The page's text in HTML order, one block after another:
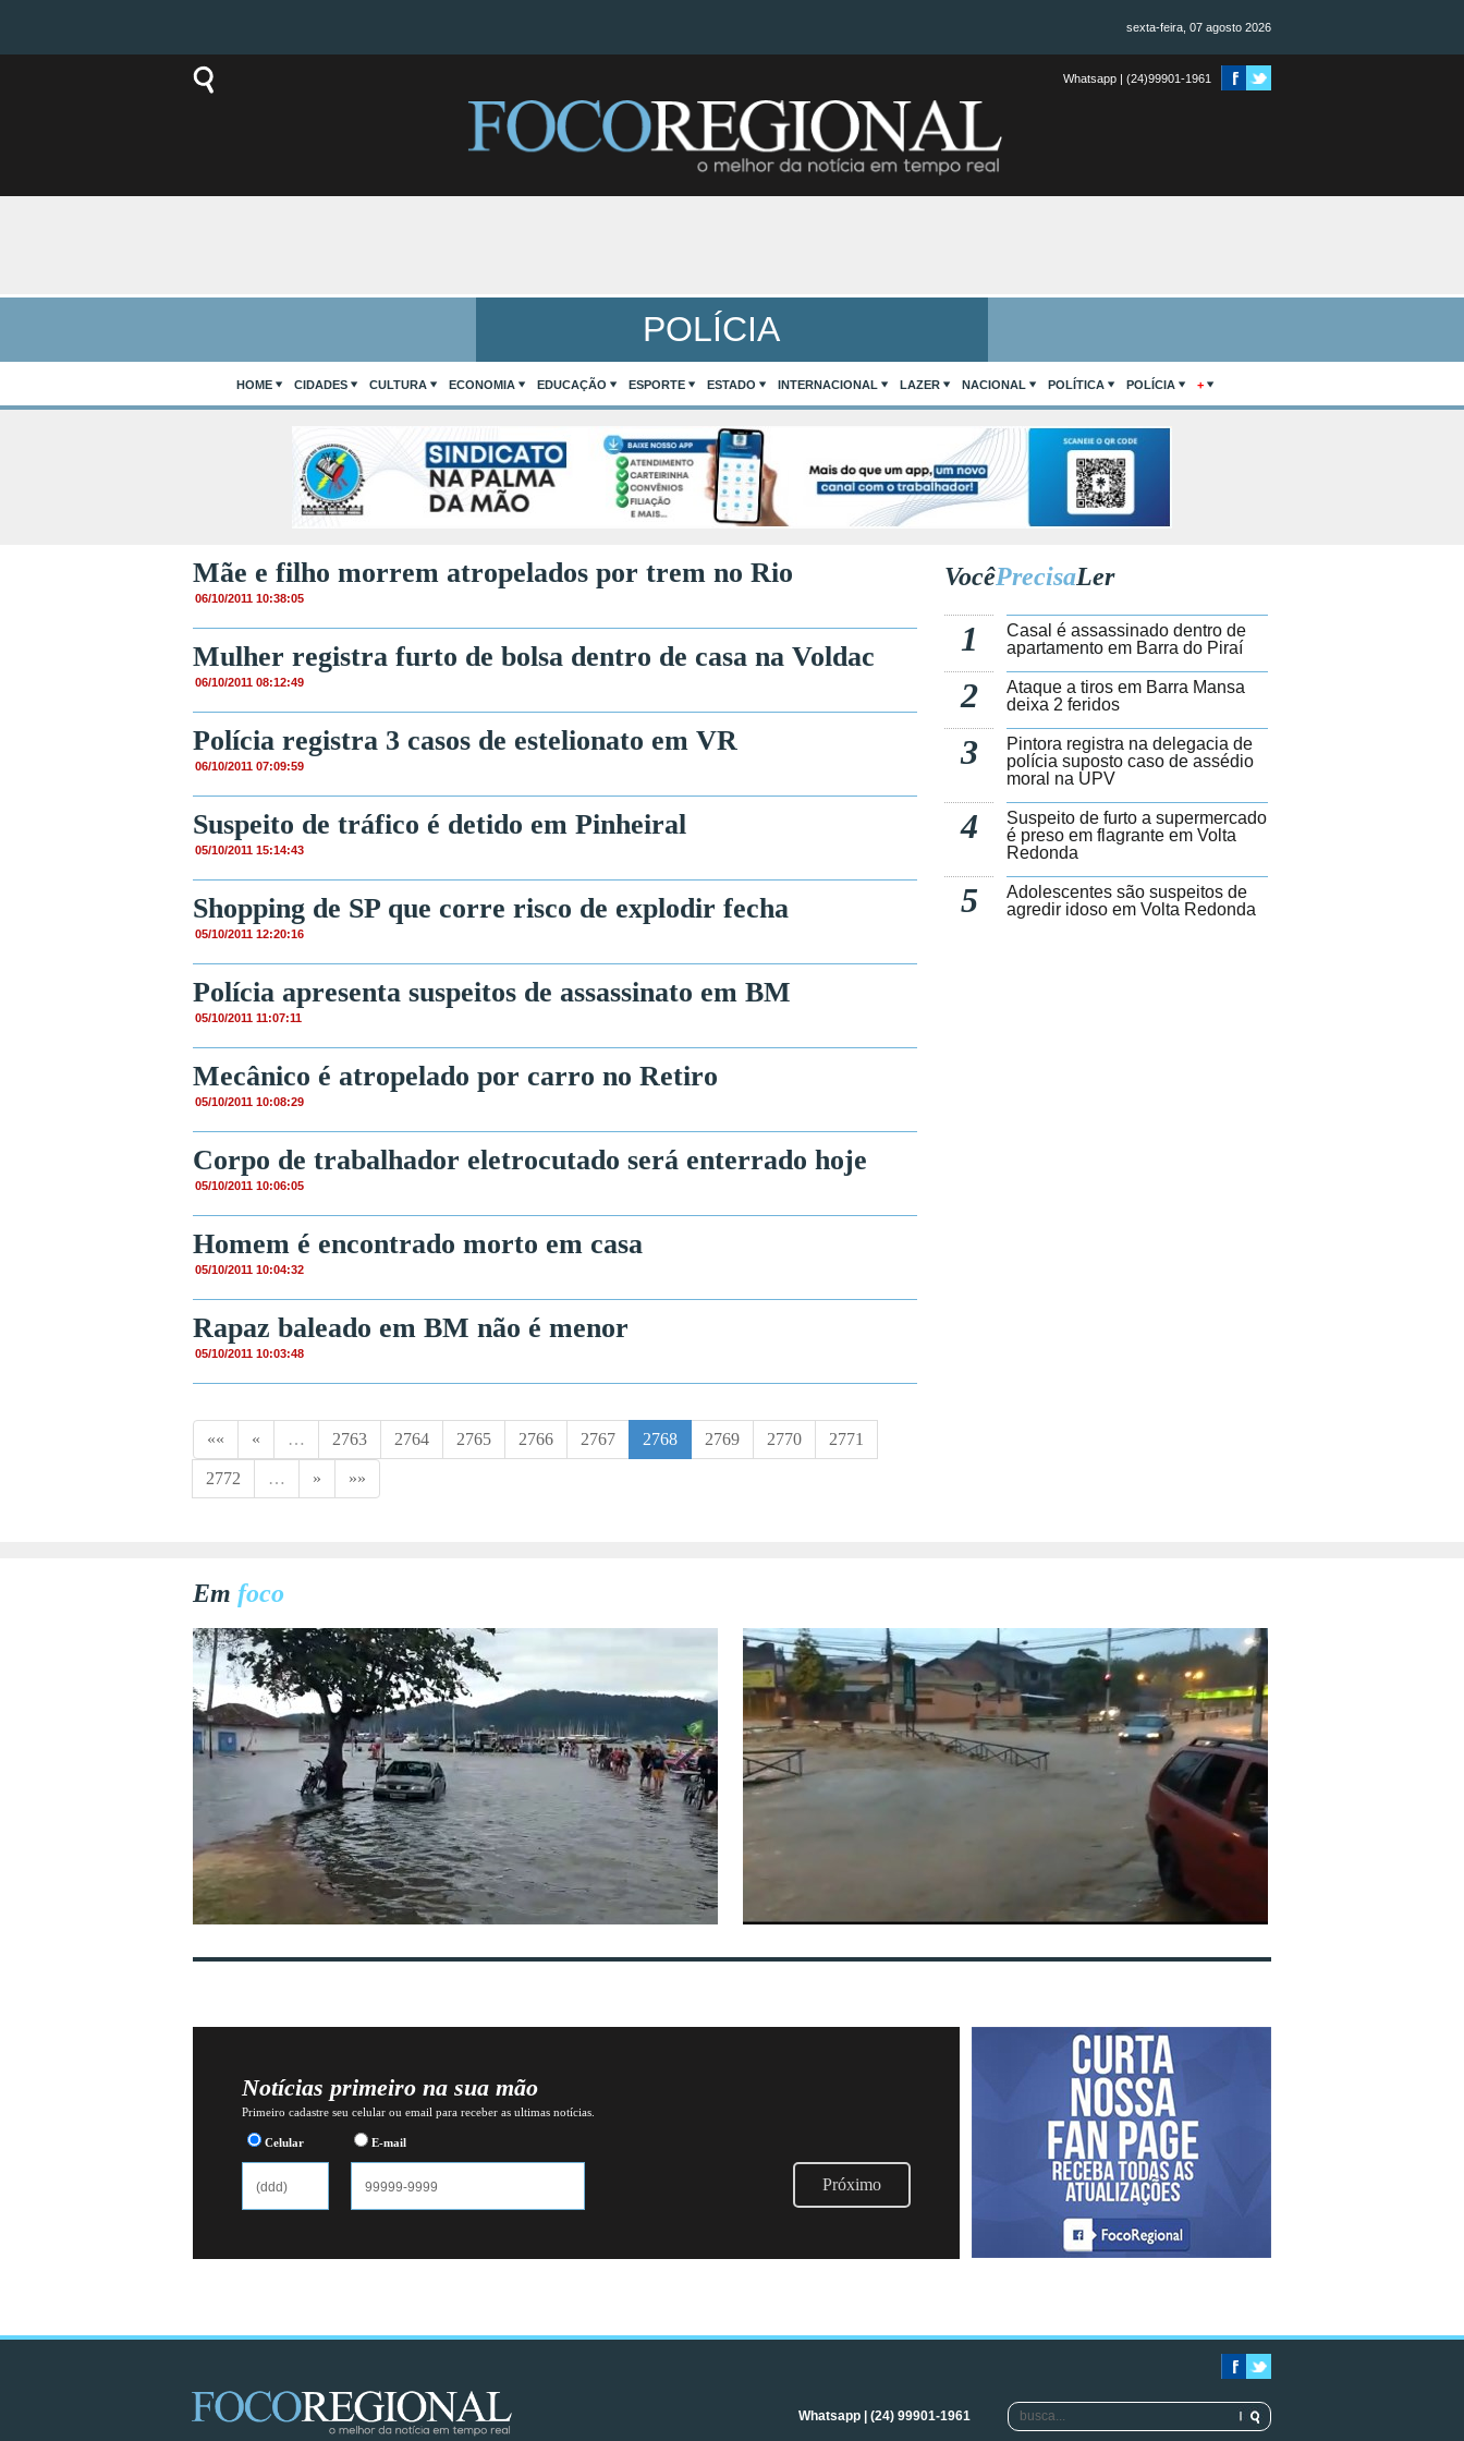
sexta-feira, 07 agosto 2026
Whatsapp | (24)99901-1961
POLÍCIA
HOME CIDADES CULTURA ECONOMIA EDUCAÇÃO ESPORTE ESTADO INTERNACIONAL LAZER NACIONAL POLÍTICA POLÍCIA +
Mãe e filho morrem atropelados por trem no Rio
06/10/2011 10:38:05
Mulher registra furto de bolsa dentro de casa na Voldac
06/10/2011 08:12:49
Polícia registra 3 casos de estelionato em VR
06/10/2011 07:09:59
Suspeito de tráfico é detido em Pinheiral
05/10/2011 15:14:43
Shopping de SP que corre risco de explodir fecha
05/10/2011 12:20:16
Polícia apresenta suspeitos de assassinato em BM
05/10/2011 11:07:11
Mecânico é atropelado por carro no Retiro
05/10/2011 10:08:29
Corpo de trabalhador eletrocutado será enterrado hoje
05/10/2011 10:06:05
Homem é encontrado morto em casa
05/10/2011 10:04:32
Rapaz baleado em BM não é menor
05/10/2011 10:03:48
«« « … 2763 2764 2765 2766 2767 2768 2769 2770 2771
2772 … » »»
VocêPrecisaLer
1
Casal é assassinado dentro de
apartamento em Barra do Piraí
2
Ataque a tiros em Barra Mansa
deixa 2 feridos
3
Pintora registra na delegacia de
polícia suposto caso de assédio
moral na UPV
4
Suspeito de furto a supermercado
é preso em flagrante em Volta
Redonda
5
Adolescentes são suspeitos de
agredir idoso em Volta Redonda
Em foco
Notícias primeiro na sua mão
Primeiro cadastre seu celular ou email para receber as ultimas notícias.
Celular E-mail
Próximo
Whatsapp | (24) 99901-1961